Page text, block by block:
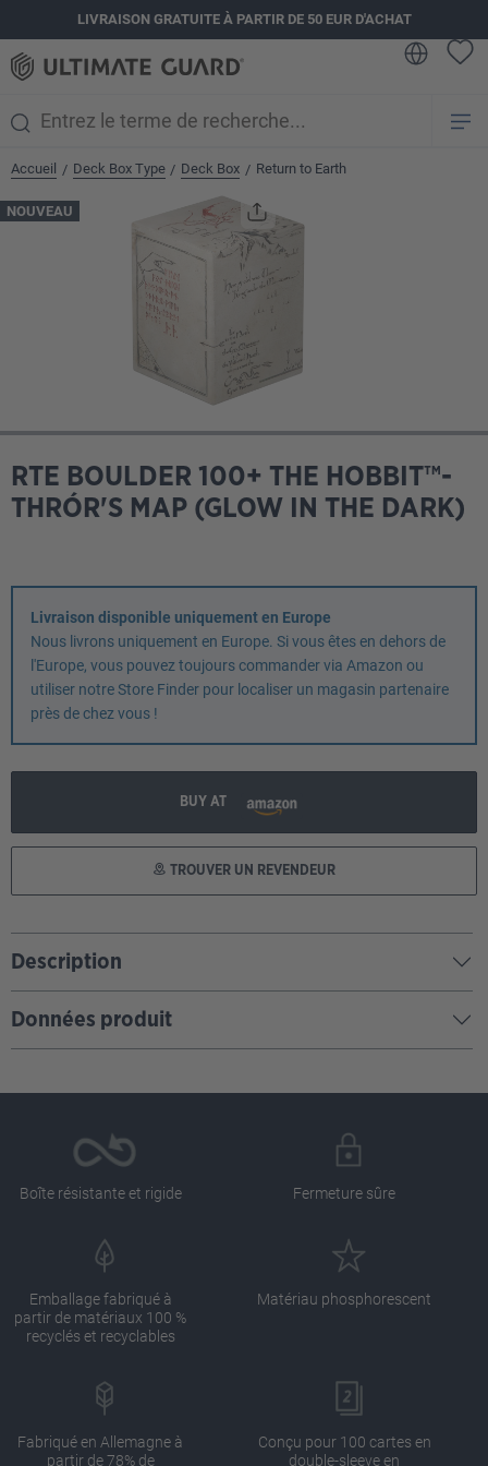
principalLIVRAISON GRATUITE À PARTIR DE 50 EUR D'ACHAT
Accueil / Deck Box Type / Deck Box / Return to Earth
NOUVEAU
Ignorer la galerie d'images
RTE BOULDER 100+ THE HOBBIT™-
THRÓR'S MAP (GLOW IN THE DARK)
Livraison disponible uniquement en Europe
Nous livrons uniquement en Europe. Si vous êtes en dehors de
l'Europe, vous pouvez toujours commander via Amazon ou
utiliser notre Store Finder pour localiser un magasin partenaire
près de chez vous !
BUY AT
TROUVER UN REVENDEUR
Description
Données produit
Boîte résistante et rigide Fermeture sûre
Emballage fabriqué à
partir de matériaux 100 %
recyclés et recyclables
Matériau phosphorescent
Fabriqué en Allemagne à
partir de 78% de
Conçu pour 100 cartes en
double-sleeve en